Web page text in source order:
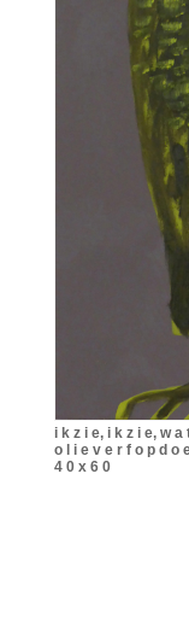
i k z i e, i k z i e, w a
o l i e v e r f o p d o
4 0 x 6 0